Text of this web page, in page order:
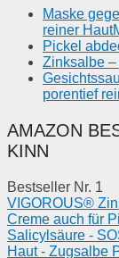
Maske
reiner
Pickel
Zinksalbe –
porentief
AMAZON
KINN
Bestseller Nr. 1
VIGOROUS®
Creme auch für
Salicylsäure -
Haut - Zugsalbe